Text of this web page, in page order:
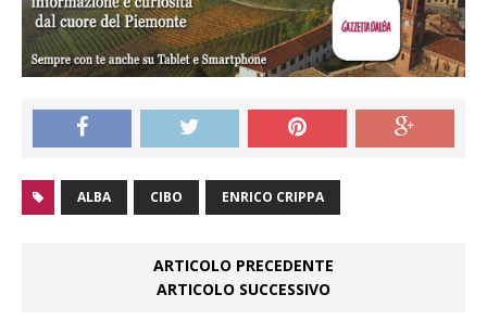
ALBA CIBO ENRICO CRIPPA
ARTICOLO PRECEDENTE
ARTICOLO SUCCESSIVO